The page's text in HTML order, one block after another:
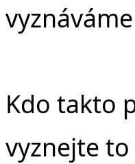
Kdo takto
vyznejte